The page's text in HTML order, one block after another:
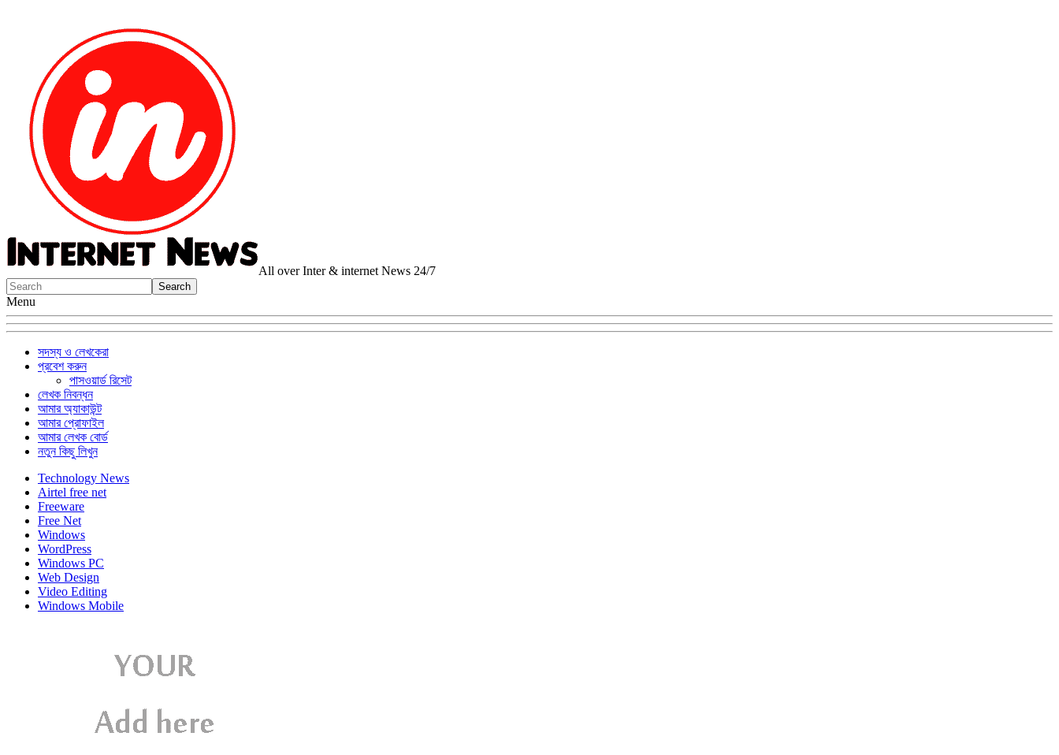
All over Inter & internet News 24/7
Menu
সদস্য ও লেখকেরা
প্রবেশ করুন
পাসওয়ার্ড রিসেট
লেখক নিবন্ধন
আমার অ্যাকাউন্ট
আমার প্রোফাইল
আমার লেখক বোর্ড
নতুন কিছু লিখুন
Technology News
Airtel free net
Freeware
Free Net
Windows
WordPress
Windows PC
Web Design
Video Editing
Windows Mobile